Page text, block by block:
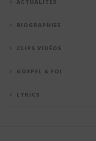
ACTUALITÉS
BIOGRAPHIES
CLIPS VIDÉOS
GOSPEL & FOI
LYRICS